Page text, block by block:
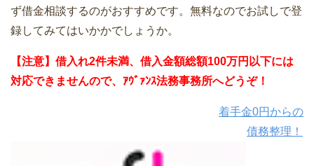
ず借金相談するのがおすすめです。無料なのでお試しで登
録してみてはいかかでしょうか。
【注意】借入れ2件未満、借入金額総額100万円以下には
対応できませんので、ｱｳﾞｧﾝｽ法務事務所へどうぞ！
着手金0円からの
債務整理！